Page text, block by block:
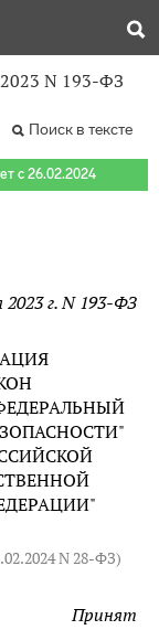
N 193-ФЗ
Поиск в тексте
с 26.02.2024
2023 г. N 193-ФЗ
N 28-ФЗ)
Принят